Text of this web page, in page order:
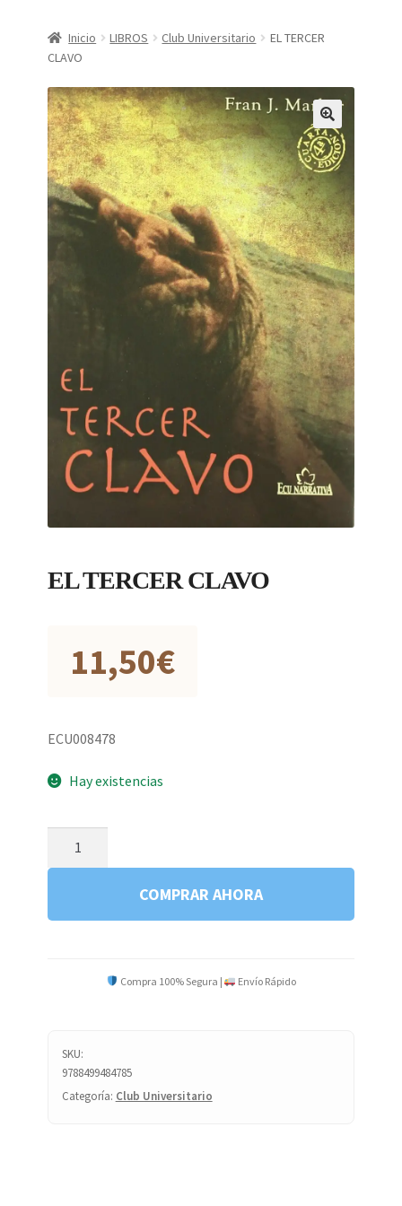
Finalizar compra
Mi cuenta
Política de Privacidad
Inicio LIBROS Club Universitario
EL TERCER
CLAVO
EL TERCER CLAVO
11,50€
ECU008478
Hay existencias
COMPRAR AHORA
Compra 100% Segura | Envío Rápido
SKU:
9788499484785
Categoría: Club Universitario